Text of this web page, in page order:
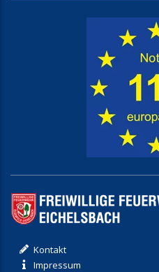
Kontakt
Impressum